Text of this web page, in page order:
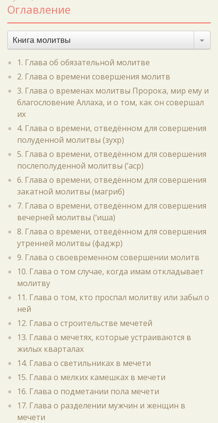
Оглавление
Книга молитвы
1. Глава об обязательной молитве
2. Глава о времени совершения молитв
3. Глава о временах молитвы Пророка, мир ему и
благословение Аллаха, и о том, как он совершал
их
4. Глава о времени, отведённом для совершения
полуденной молитвы (зухр)
5. Глава о времени, отведённом для совершения
послеполуденной молитвы (‘аср)
6. Глава о времени, отведённом для совершения
закатной молитвы (магриб)
7. Глава о времени, отведённом для совершения
вечерней молитвы (‘иша)
8. Глава о времени, отведённом для совершения
утренней молитвы (фаджр)
9. Глава о своевременном совершении молитв
10. Глава о том случае, когда имам откладывает
молитву
11. Глава о том, кто проспал молитву или забыл о
ней
12. Глава о строительстве мечетей
13. Глава о мечетях, которые устраиваются в
жилых кварталах
14. Глава о светильниках в мечети
15. Глава о мелких камешках в мечети
16. Глава о подметании пола мечети
17. Глава о разделении мужчин и женщин в
мечети